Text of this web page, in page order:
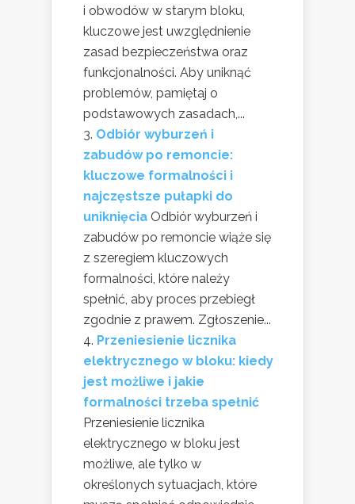
i obwodów w starym bloku,
kluczowe jest uwzględnienie
zasad bezpieczeństwa oraz
funkcjonalności. Aby uniknąć
problemów, pamiętaj o
podstawowych zasadach,...
Odbiór wyburzeń i
zabudów po remoncie:
kluczowe formalności i
najczęstsze pułapki do
uniknięcia Odbiór wyburzeń i
zabudów po remoncie wiąże się
z szeregiem kluczowych
formalności, które należy
spełnić, aby proces przebiegł
zgodnie z prawem. Zgłoszenie...
Przeniesienie licznika
elektrycznego w bloku: kiedy
jest możliwe i jakie
formalności trzeba spełnić
Przeniesienie licznika
elektrycznego w bloku jest
możliwe, ale tylko w
określonych sytuacjach, które